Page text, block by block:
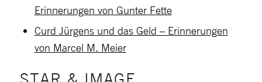
Erinnerungen von Gunter Fette
Curd Jürgens und das Geld – Erinnerungen
von Marcel M. Meier